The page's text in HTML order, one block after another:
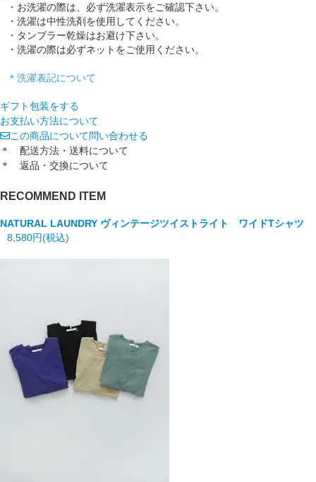
・お洗濯の際は、必ず洗濯表示をご確認下さい。
・洗濯は中性洗剤を使用してください。
・タンブラー乾燥はお避け下さい。
・洗濯の際は必ずネットをご使用ください。
＊洗濯表記について
ギフト包装をする
お支払い方法について
この商品について問い合わせる
＊ 配送方法・送料について
＊ 返品・交換について
RECOMMEND ITEM
NATURAL LAUNDRY ヴィンテージツイストライト ワイドTシャツ
8,580円(税込)